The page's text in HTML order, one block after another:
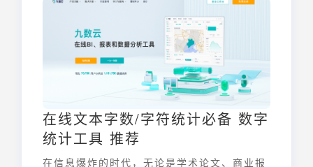
表，帮助人们快速把握数据背后的规律和趋
势，从而做出更明智的决策。
在线文本字数/字符统计必备 数字
统计工具 推荐
在信息爆炸的时代，无论是学术论文、商业报